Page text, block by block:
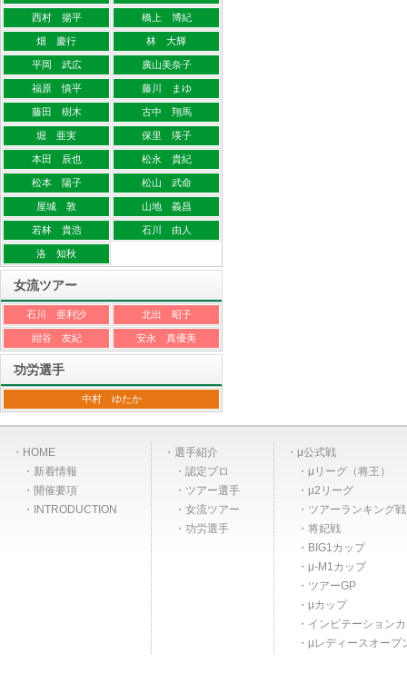
西村 揚平 橋上 博紀
畑 慶行 林 大輝
平岡 武広 廣山美奈子
福原 慎平 藤川 まゆ
藤田 樹木 古中 翔馬
堀 亜実 保里 瑛子
本田 辰也 松永 貴紀
松本 陽子 松山 武命
屋城 敦 山地 義昌
若林 貴浩 石川 由人
洛 知秋
女流ツアー
石川 亜利沙 北出 昭子
紺谷 友紀 安永 真優美
功労選手
中村 ゆたか
HOME
新着情報
開催要項
INTRODUCTION
選手紹介
認定プロ
ツアー選手
女流ツアー
功労選手
μ公式戦
μリーグ（将王）
μ2リーグ
ツアーランキング
将妃戦
BIG1カップ
μ-M1カップ
ツアーGP
μカップ
インビテーション
μレディースオープ